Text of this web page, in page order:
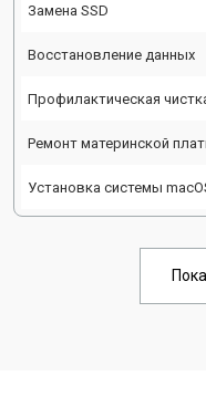
Замена SSD
Восстановление данных
Профилактическая
Ремонт материнской
Установка системы